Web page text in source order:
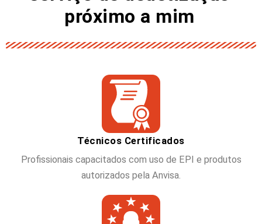
próximo a mim
Técnicos Certificados
Profissionais capacitados com uso de EPI e produtos
autorizados pela Anvisa.